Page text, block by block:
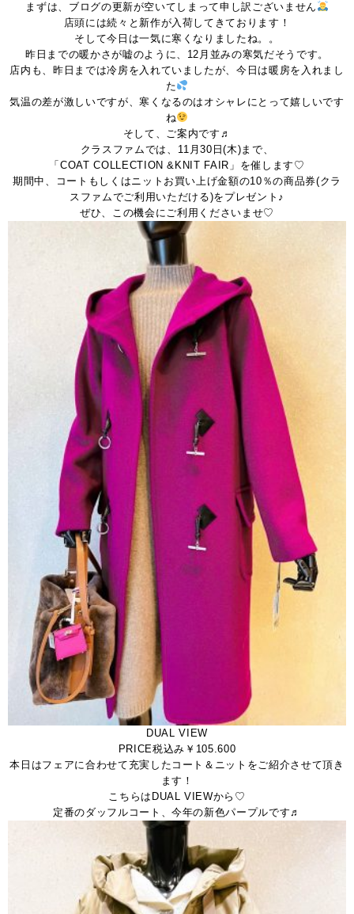
まずは、ブログの更新が空いてしまって申し訳ございません
店頭には続々と新作が入荷してきております！
そして今日は一気に寒くなりましたね。。
昨日までの暖かさが嘘のように、12月並みの寒気だそうです。
店内も、昨日までは冷房を入れていましたが、今日は暖房を入れまし
た
気温の差が激しいですが、寒くなるのはオシャレにとって嬉しいです
ね
そして、ご案内です♬
クラスファムでは、11月30日(木)まで、
「COAT COLLECTION &KNIT FAIR」を催します♡
期間中、コートもしくはニットお買い上げ金額の10％の商品券(クラ
スファムでご利用いただける)をプレゼント♪
ぜひ、この機会にご利用くださいませ♡
DUAL VIEW
PRICE税込み￥105.600
本日はフェアに合わせて充実したコート＆ニットをご紹介させて頂き
ます！
こちらはDUAL VIEWから♡
定番のダッフルコート、今年の新色パープルです♬